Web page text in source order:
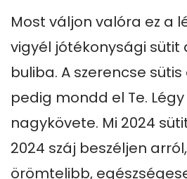
Most váljon valóra ez a
vigyél jótékonysági sütit
buliba. A szerencse
pedig mondd el Te.
nagykövete. Mi 2024
2024 száj beszéljen
örömtelibb,